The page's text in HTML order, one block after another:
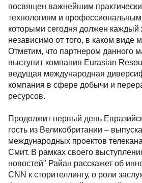
посвящен важнейшим
технологиям и
которыми сегодня должен каждый
независимо от того, в каком виде
Отметим, что партнером данного
выступит компания Eurasian
ведущая международная
компания в сфере добычи и
ресурсов.
Продолжит первый день
гость из Великобритании –
международных проектов
Смит. В рамках своего
новостей" Райан расскажет об
CNN к сторителлингу, о роли